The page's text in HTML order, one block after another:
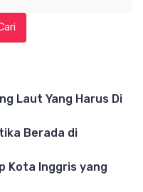
Laut Yang Harus Di
Berada di
Kota Inggris yang